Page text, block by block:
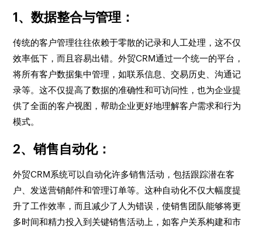
1、数据整合与管理 ：
传统的客户管理往往依赖于零散的记录和人工处理，这不仅
效率低下，而且容易出错。外贸CRM通过一个统一的平台，
将所有客户数据集中管理，如联系信息、交易历史、沟通记
录等。这不仅提高了数据的准确性和可访问性，也为企业提
供了全面的客户视图，帮助企业更好地理解客户需求和行为
模式。
2、销售自动化：
外贸CRM系统可以自动化许多销售活动，包括跟踪潜在客
户、发送营销邮件和管理订单等。这种自动化不仅大幅度提
升了工作效率，而且减少了人为错误，使销售团队能够将更
多时间和精力投入到关键销售活动上，如客户关系构建和市